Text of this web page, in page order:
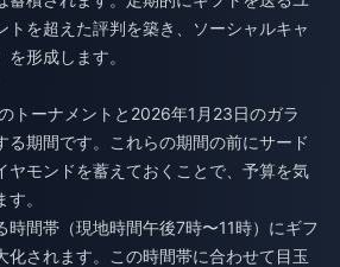
トを超えた評判を築き、ソーシャルキャ
形成します。
トーナメントと2026年1月23日のガラ
る期間です。これらの期間の前にサード
ヤモンドを蓄えておくことで、予算を気
。
時間帯（現地時間午後7時〜11時）にギフ
化されます。この時間帯に合わせて目玉